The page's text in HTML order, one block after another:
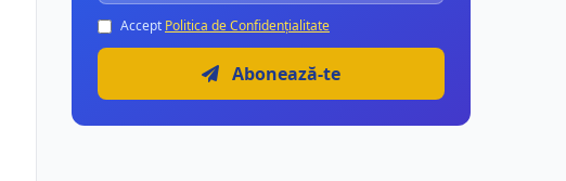
Accept Politica de Confidențialitate
Abonează-te